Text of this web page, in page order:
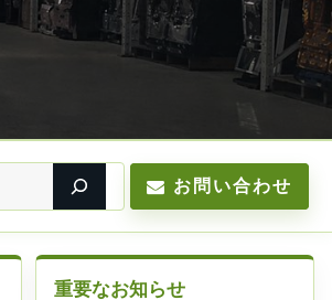
お問い合わせ
重要なお知らせ